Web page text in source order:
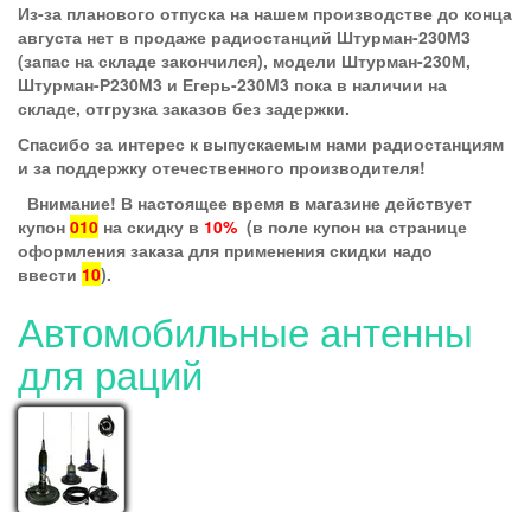
Из-за планового отпуска на нашем производстве до конца
августа нет в продаже радиостанций Штурман-230М3
(запас на складе закончился), модели Штурман-230М,
Штурман-Р230М3 и Егерь-230М3 пока в наличии на
складе, отгрузка заказов без задержки.
Спасибо за интерес к выпускаемым нами радиостанциям
и за поддержку отечественного производителя!
Внимание! В настоящее время в магазине действует
купон 010 на скидку в 10% (в поле купон на странице
оформления заказа для применения скидки надо
ввести 10).
Автомобильные антенны
для раций